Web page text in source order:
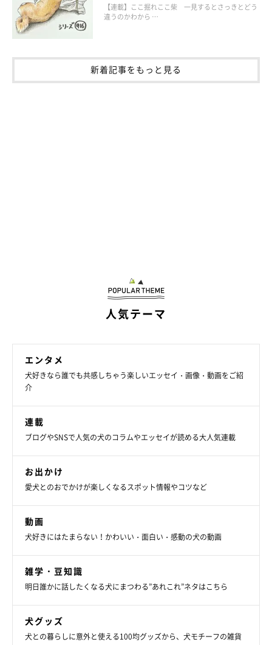
【連載】ここ掘れここ柴 一見するとさっきとどう
違うのかわから …
新着記事をもっと見る
人気テーマ
エンタメ
犬好きなら誰でも共感しちゃう楽しいエッセイ・画像・動画をご紹
介
連載
ブログやSNSで人気の犬のコラムやエッセイが読める大人気連載
お出かけ
愛犬とのおでかけが楽しくなるスポット情報やコツなど
動画
犬好きにはたまらない！かわいい・面白い・感動の犬の動画
雑学・豆知識
明日誰かに話したくなる犬にまつわる”あれこれ”ネタはこちら
犬グッズ
犬との暮らしに意外と使える100均グッズから、犬モチーフの雑貨